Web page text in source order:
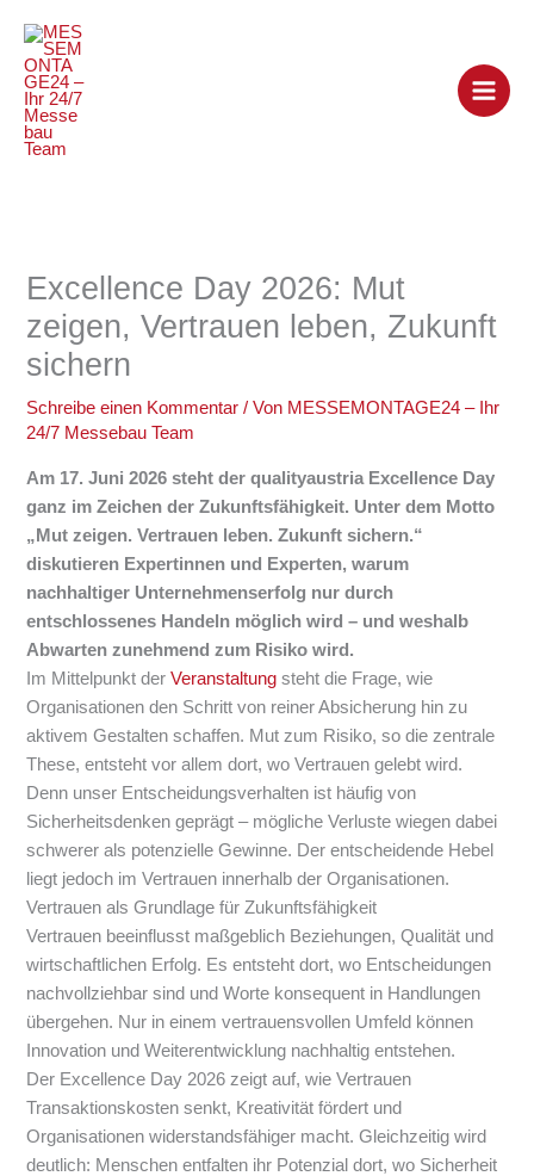
Inhalt
springen
Excellence Day 2026: Mut
zeigen, Vertrauen leben, Zukunft
sichern
Schreibe einen Kommentar / Von MESSEMONTAGE24 – Ihr
24/7 Messebau Team
Am 17. Juni 2026 steht derqualityaustria Excellence Day
ganz im Zeichen der Zukunftsfähigkeit. Unter dem Motto
„Mut zeigen. Vertrauen leben. Zukunft sichern.“
diskutieren Expertinnen und Experten, warum
nachhaltiger Unternehmenserfolg nur durch
entschlossenes Handeln möglich wird – und weshalb
Abwarten zunehmend zum Risiko wird.
Im Mittelpunkt derVeranstaltung steht die Frage, wie
Organisationen den Schritt von reiner Absicherung hin zu
aktivem Gestalten schaffen. Mut zum Risiko, so die zentrale
These, entsteht vor allem dort, wo Vertrauen gelebt wird.
Denn unser Entscheidungsverhalten ist häufig von
Sicherheitsdenken geprägt – mögliche Verluste wiegen dabei
schwerer als potenzielle Gewinne. Der entscheidende Hebel
liegt jedoch im Vertrauen innerhalb der Organisationen.
Vertrauen als Grundlage für Zukunftsfähigkeit
Vertrauen beeinflusst maßgeblich Beziehungen, Qualität und
wirtschaftlichen Erfolg. Es entsteht dort, wo Entscheidungen
nachvollziehbar sind und Worte konsequent in Handlungen
übergehen. Nur in einem vertrauensvollen Umfeld können
Innovation und Weiterentwicklung nachhaltig entstehen.
Der Excellence Day 2026 zeigt auf, wie Vertrauen
Transaktionskosten senkt, Kreativität fördert und
Organisationen widerstandsfähiger macht. Gleichzeitig wird
deutlich: Menschen entfalten ihr Potenzial dort, wo Sicherheit